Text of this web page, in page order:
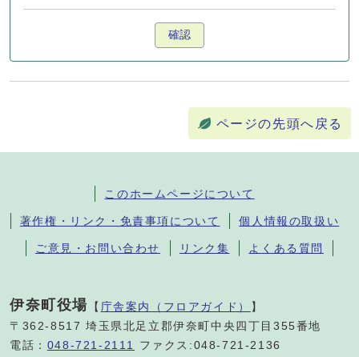
確認
ページの先頭へ戻る
このホームページについて
著作権・リンク・免責事項について 個人情報の取扱い
ご意見・お問い合わせ リンク集 よくある質問
伊奈町役場 【 庁舎案内（フロアガイド） 】
〒362-8517 埼玉県北足立郡伊奈町中央四丁目355番地
電話： 048-721-2111 ファクス:048-721-2136